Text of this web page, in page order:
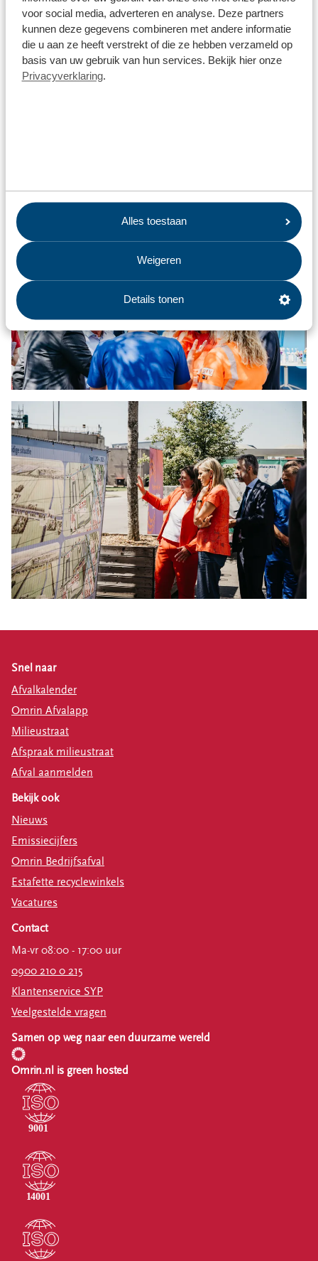
voor social media, adverteren en analyse. Deze partners
kunnen deze gegevens combineren met andere informatie
die u aan ze heeft verstrekt of die ze hebben verzameld op
basis van uw gebruik van hun services. Bekijk hier onze
Privacyverklaring.
Alles toestaan
Weigeren
Details tonen
Snel naar
Afvalkalender
Omrin Afvalapp
Milieustraat
Afspraak milieustraat
Afval aanmelden
Bekijk ook
Nieuws
Emissiecijfers
Omrin Bedrijfsafval
Estafette recyclewinkels
Vacatures
Contact
Ma-vr 08:00 - 17:00 uur
0900 210 0 215
Klantenservice SYP
Veelgestelde vragen
Samen op weg naar een duurzame wereld
Omrin.nl is green hosted